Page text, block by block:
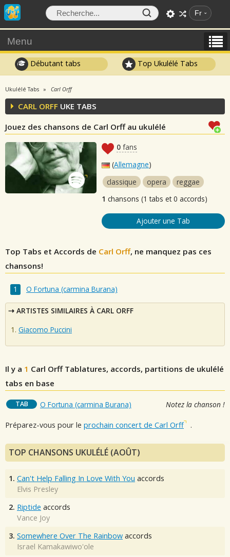
Fr
Menu
Débutant tabs Top Ukulélé Tabs
Ukulélé Tabs Carl Orff
CARL ORFF UKE TABS
Jouez des chansons de Carl Orff au ukulélé
0 fans
(Allemagne)
classique
opera
reggae
1 chansons (1 tabs et 0 accords)
Ajouter une Tab
Top Tabs et Accords de Carl Orff, ne manquez pas ces
chansons!
O Fortuna (carmina Burana)
ARTISTES SIMILAIRES À CARL ORFF
Giacomo Puccini
Il y a 1 Carl OrffTablatures, accords, partitions de ukulélé
tabs en base
TAB O Fortuna (carmina Burana) Notez la chanson !
Préparez-vous pour le prochain concert de Carl Orff .
TOP CHANSONS UKULÉLÉ (AOÛT)
1. Can't Help Falling In Love With You accords
Elvis Presley
2. Riptide accords
Vance Joy
3. Somewhere Over The Rainbow accords
Israel Kamakawiwo'ole